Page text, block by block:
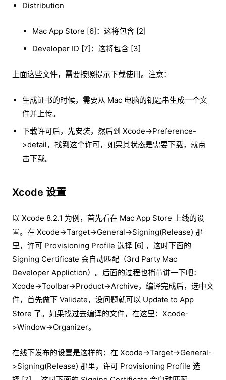
Distribution
Mac App Store [6]：这将包含 [2]
Developer ID [7]：这将包含 [3]
上面这些文件，需要按照提示下载使用。注意：
生成证书的时候，需要从 Mac 电脑的钥匙串生成一个文
件并上传。
下载许可后，先安装，然后到 Xcode->Preference-
>detail，找到这个许可，如果其状态是需要下载，就点
击下载。
Xcode 设置
以 Xcode 8.2.1 为例，首先看在 Mac App Store 上线的设
置。在 Xcode->Target->General->Signing(Release) 那
里，许可 Provisioning Profile 选择 [6] ，这时下面的
Signing Certificate 会自动匹配（3rd Party Mac
Developer Appliction）。后面的过程也捎带讲一下吧：
Xcode->Toolbar->Product->Archive，编译完成后，选中文
件，首先做下 Validate，没问题就可以 Update to App
Store 了。如果找过去编译的文件，在这里：Xcode-
>Window->Organizer。
在线下发布的设置是这样的：在 Xcode->Target->General-
>Signing(Release) 那里，许可 Provisioning Profile 选